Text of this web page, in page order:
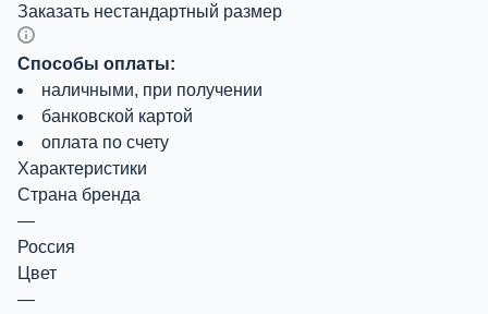
Заказать нестандартный размер
Способы оплаты:
наличными, при получении
банковской картой
оплата по счету
Характеристики
Страна бренда
—
Россия
Цвет
—